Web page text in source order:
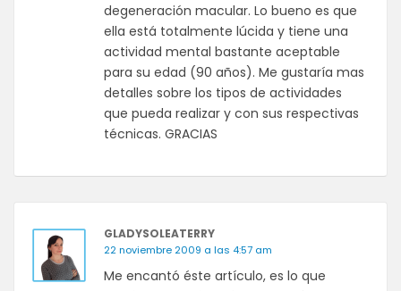
degeneración macular. Lo bueno es que
ella está totalmente lúcida y tiene una
actividad mental bastante aceptable
para su edad (90 años). Me gustaría mas
detalles sobre los tipos de actividades
que pueda realizar y con sus respectivas
técnicas. GRACIAS
GLADYSOLEATERRY
22 noviembre 2009 a las 4:57 am
Me encantó éste artículo, es lo que